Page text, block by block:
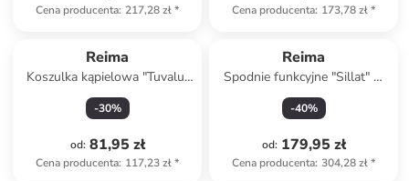
Cena producenta: 217,28 zł* Cena producenta: 173,78 zł*
Reima
Koszulka kąpielowa "Tuvalu"
w kolorze granatowym
-30%
od: 81,95 zł
Cena producenta: 117,23 zł*
Reima
Spodnie funkcyjne "Sillat" w
kolorze zielonym
-40%
od: 179,95 zł
Cena producenta: 304,28 zł*